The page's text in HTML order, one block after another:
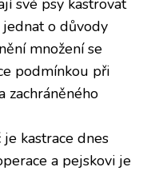
jednat o důvody
množení se
podmínkou při
zachráněného
kastrace dnes
a pejskovi je